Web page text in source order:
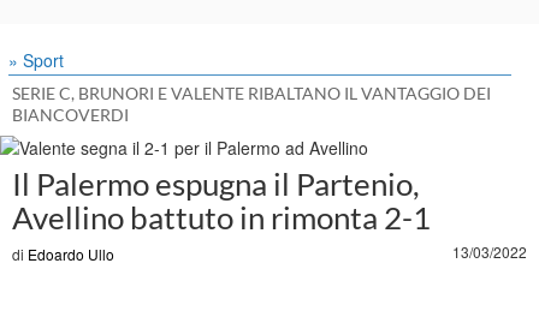
» Sport
SERIE C, BRUNORI E VALENTE RIBALTANO IL VANTAGGIO DEI
BIANCOVERDI
Il Palermo espugna il Partenio,
Avellino battuto in rimonta 2-1
di Edoardo Ullo 13/03/2022